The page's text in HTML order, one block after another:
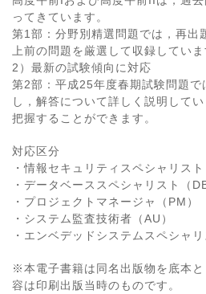
ってきています。
第1部：分野別精選問題では，再出
上前の問題を厳選して収録していま
2）最新の試験傾向に対応
第2部：平成25年度春期試験問題
し，解答について詳しく説明して
把握することができます。
対応区分
・情報セキュリティスペシャリスト
・データベーススペシャリスト（DB
・プロジェクトマネージャ（PM）
・システム監査技術者（AU）
・エンベデッドシステムスペシャリ
※本電子書籍は同名出版物を底本
容は印刷出版当時のものです。